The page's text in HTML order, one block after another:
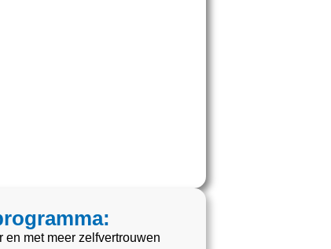
met meer zelfvertrouwen